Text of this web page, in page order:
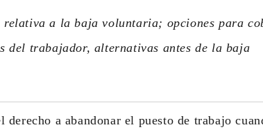
relativa a la baja voluntaria; opciones para
del trabajador, alternativas antes de la baja
derecho a abandonar el puesto de trabajo